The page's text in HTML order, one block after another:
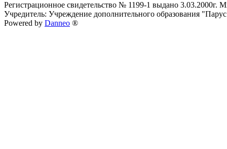
Регистрационное свидетельство № 1199-1 выдано 3.03.2000г.
Учредитель: Учреждение дополнительного образования
Powered by Danneo ®